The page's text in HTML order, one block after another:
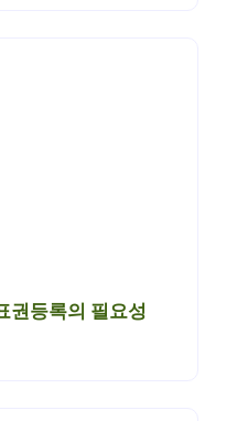
권등록의 필요성